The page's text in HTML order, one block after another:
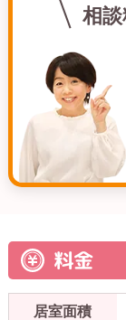
相
料金
居室面積